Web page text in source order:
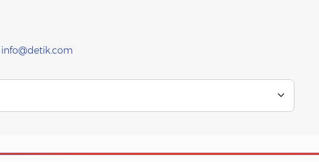
info@detik.com